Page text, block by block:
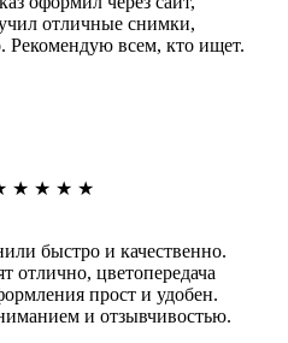
отличные снимки,
Рекомендую всем, кто ищет.
★ ★ ★ ★
быстро и качественно.
отлично, цветопередача
прост и удобен.
и отзывчивостью.